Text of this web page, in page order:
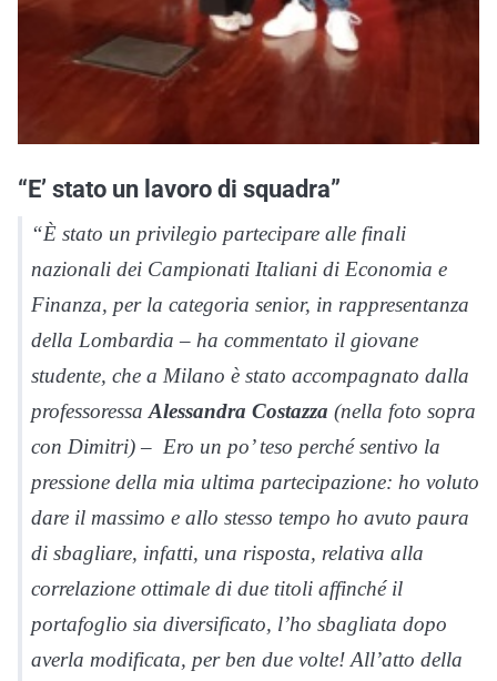
“E’ stato un lavoro di squadra”
“È stato un privilegio partecipare alle finali
nazionali dei Campionati Italiani di Economia e
Finanza, per la categoria senior, in rappresentanza
della Lombardia – ha commentato il giovane
studente, che a Milano è stato accompagnato dalla
professoressa Alessandra Costazza (nella foto sopra
con Dimitri)– Ero un po’ teso perché sentivo la
pressione della mia ultima partecipazione: ho voluto
dare il massimo e allo stesso tempo ho avuto paura
di sbagliare, infatti, una risposta, relativa alla
correlazione ottimale di due titoli affinché il
portafoglio sia diversificato, l’ho sbagliata dopo
averla modificata, per ben due volte! All’atto della